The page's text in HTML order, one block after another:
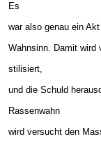
Es
war also genau ein
Wahnsinn. Damit wird
stilisiert,
und die Schuld
Rassenwahn
wird versucht den